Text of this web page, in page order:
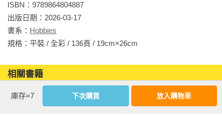
ISBN：9789864804887
出版日期：2026-03-17
書系： Hobbies
規格：平裝 / 全彩 / 136頁 / 19cm×26cm
相關書籍
同作者 同分類 同出版社
庫存=7 下次購買 放入購物車